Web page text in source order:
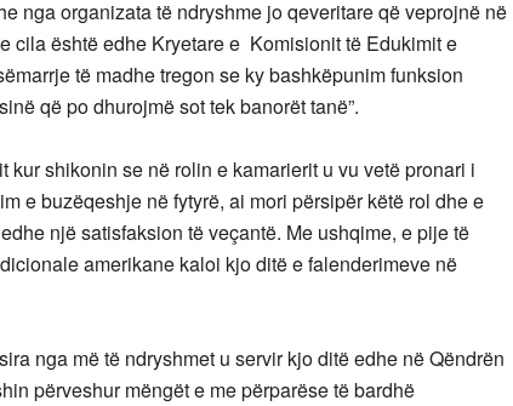
nga organizata të ndryshme jo qeveritare që veprojnë në
cila është edhe Kryetare e Komisionit të Edukimit e
të madhe tregon se ky bashkëpunim funksion
që po dhurojmë sot tek banorët tanë”.
kur shikonin se në rolin e kamarierit u vu vetë pronari i
e buzëqeshje në fytyrë, ai mori përsipër këtë rol dhe e
një satisfaksion të veçantë. Me ushqime, e pije të
amerikane kaloi kjo ditë e falenderimeve në
nga më të ndryshmet u servir kjo ditë edhe në Qëndrën
përveshur mëngët e me përparëse të bardhë